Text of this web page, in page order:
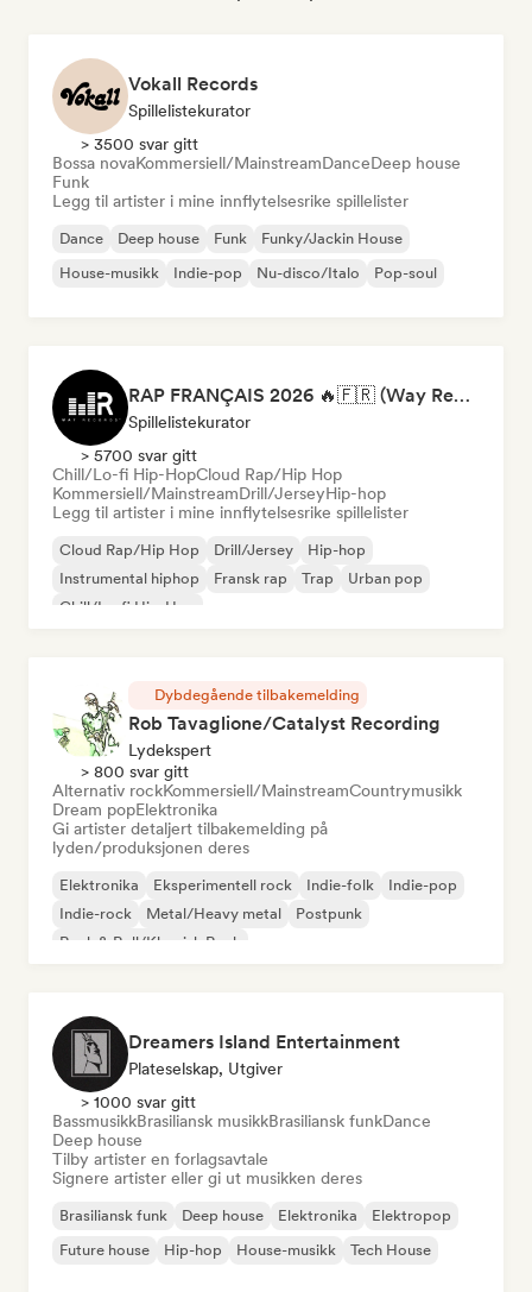
Vokall Records
Spillelistekurator
> 3500 svar gitt
Bossa novaKommersiell/MainstreamDanceDeep house
Funk
Legg til artister i mine innflytelsesrike spillelister
Dance Deep house Funk
Funky/Jackin House
House-musikk
Indie-pop Nu-disco/Italo Pop-soul
RAP FRANÇAIS 2026 🔥🇫🇷 (Way Records)
Spillelistekurator
> 5700 svar gitt
Chill/Lo-fi Hip-HopCloud Rap/Hip Hop
Kommersiell/MainstreamDrill/JerseyHip-hop
Legg til artister i mine innflytelsesrike spillelister
Cloud Rap/Hip Hop Drill/Jersey
Hip-hop
Instrumental hiphop
Fransk rap Trap
Urban pop
Chill/Lo-fi Hip-Hop
Dybdegående tilbakemelding
Rob Tavaglione/Catalyst Recording
Lydekspert
> 800 svar gitt
Alternativ rockKommersiell/MainstreamCountrymusikk
Dream popElektronika
Gi artister detaljert tilbakemelding på
lyden/produksjonen deres
Elektronika Eksperimentell rock Indie-folk
Indie-pop
Indie-rock
Metal/Heavy metal
Postpunk
Rock & Roll/Klassisk Rock
Dreamers Island Entertainment
Plateselskap, Utgiver
> 1000 svar gitt
BassmusikkBrasiliansk musikkBrasiliansk funkDance
Deep house
Tilby artister en forlagsavtale
Signere artister eller gi ut musikken deres
Brasiliansk funk Deep house Elektronika
Elektropop
Future house
Hip-hop House-musikk Tech House